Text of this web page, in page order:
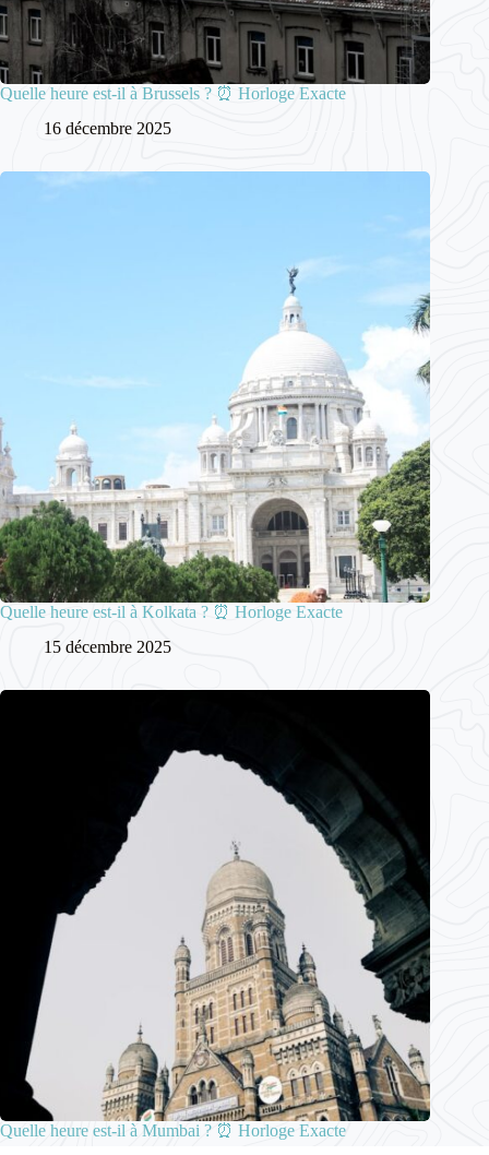
Quelle heure est-il à Brussels ? ⏰ Horloge Exacte
16 décembre 2025
Quelle heure est-il à Kolkata ? ⏰ Horloge Exacte
15 décembre 2025
Quelle heure est-il à Mumbai ? ⏰ Horloge Exacte